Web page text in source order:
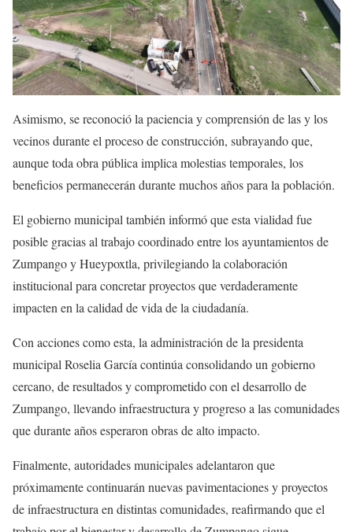
Asimismo, se reconoció la paciencia y comprensión de las y los
vecinos durante el proceso de construcción, subrayando que,
aunque toda obra pública implica molestias temporales, los
beneficios permanecerán durante muchos años para la población.
El gobierno municipal también informó que esta vialidad fue
posible gracias al trabajo coordinado entre los ayuntamientos de
Zumpango y Hueypoxtla, privilegiando la colaboración
institucional para concretar proyectos que verdaderamente
impacten en la calidad de vida de la ciudadanía.
Con acciones como esta, la administración de la presidenta
municipal Roselia García continúa consolidando un gobierno
cercano, de resultados y comprometido con el desarrollo de
Zumpango, llevando infraestructura y progreso a las comunidades
que durante años esperaron obras de alto impacto.
Finalmente, autoridades municipales adelantaron que
próximamente continuarán nuevas pavimentaciones y proyectos
de infraestructura en distintas comunidades, reafirmando que el